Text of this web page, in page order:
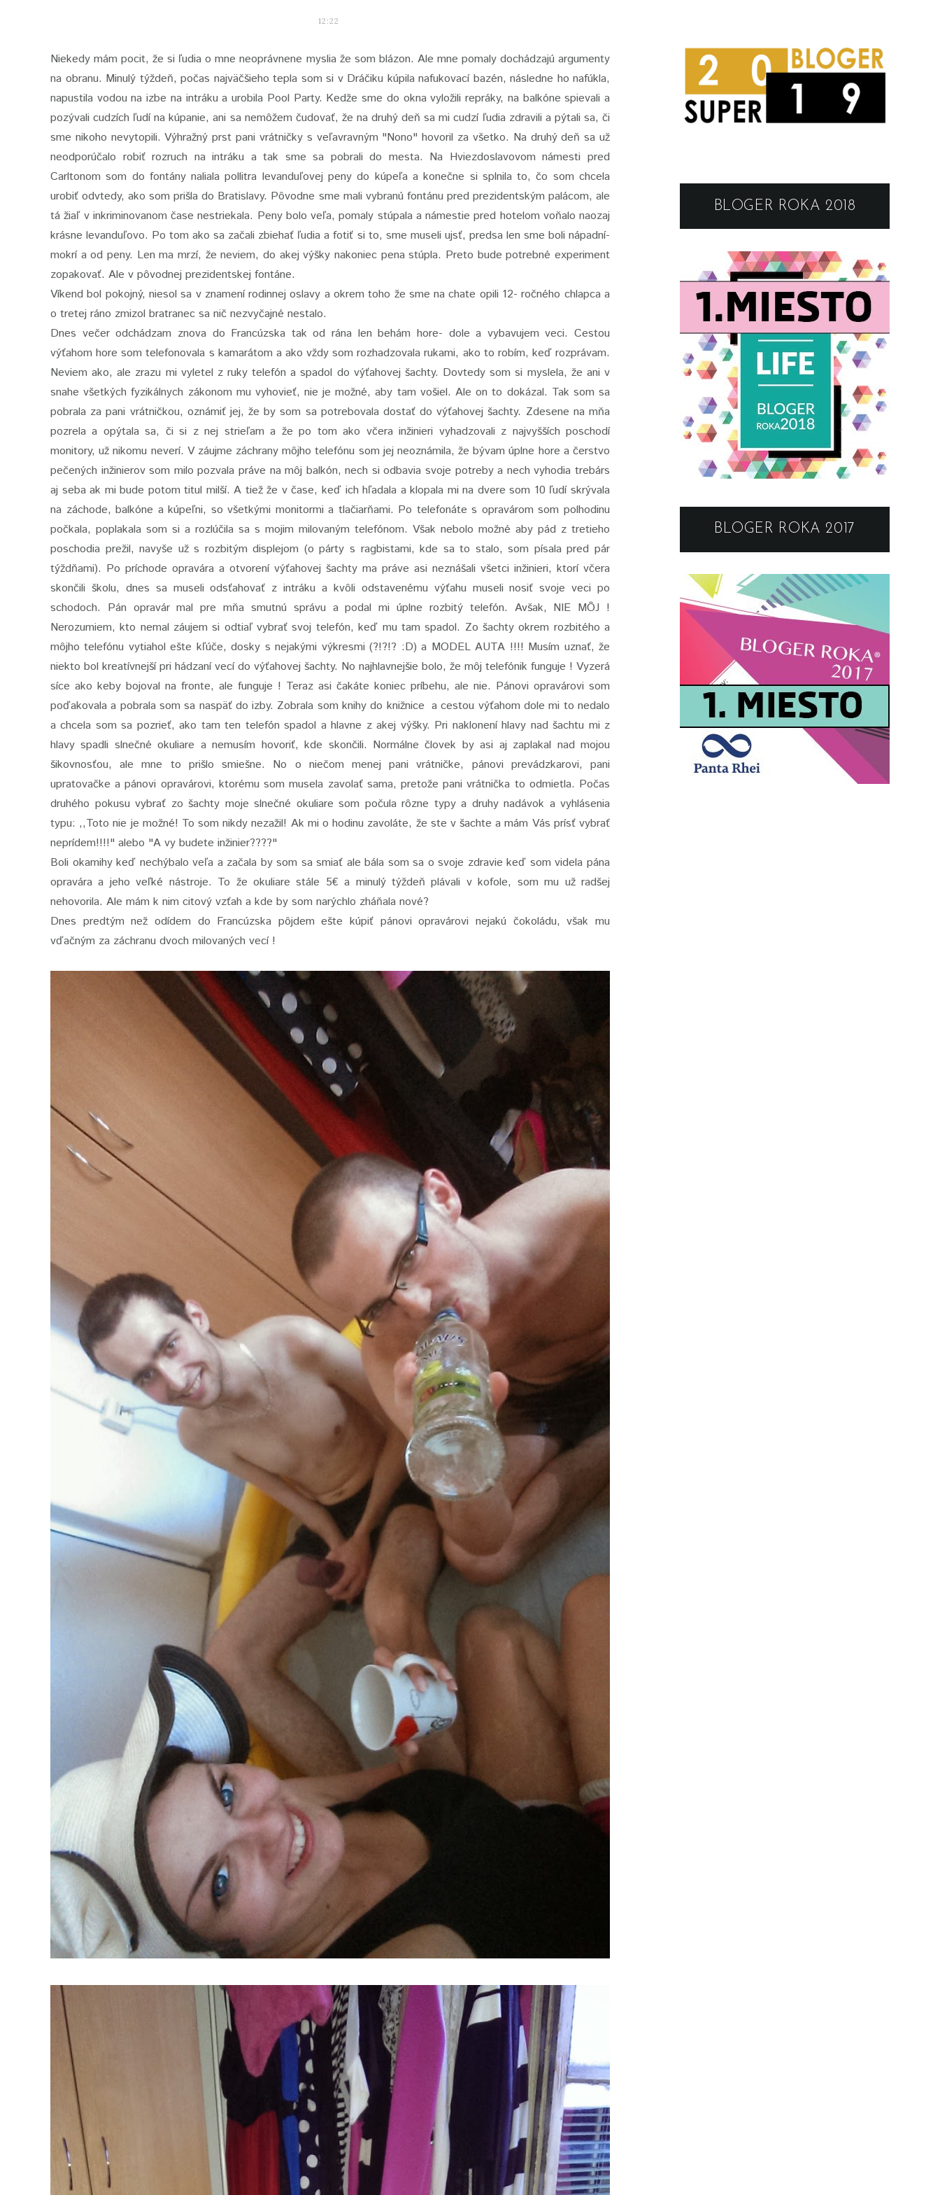
12:22
Niekedy mám pocit, že si ľudia o mne neoprávnene myslia že som blázon. Ale mne pomaly dochádzajú argumenty
na obranu. Minulý týždeň, počas najväčšieho tepla som si v Dráčiku kúpila nafukovací bazén, následne ho nafúkla,
napustila vodou na izbe na intráku a urobila Pool Party. Kedže sme do okna vyložili repráky, na balkóne spievali a
pozývali cudzích ľudí na kúpanie, ani sa nemôžem čudovať, že na druhý deň sa mi cudzí ľudia zdravili a pýtali sa, či
sme nikoho nevytopili. Výhražný prst pani vrátničky s veľavravným "Nono" hovoril za všetko. Na druhý deň sa už
neodporúčalo robiť rozruch na intráku a tak sme sa pobrali do mesta. Na Hviezdoslavovom námesti pred
Carltonom som do fontány naliala pollitra levanduľovej peny do kúpeľa a konečne si splnila to, čo som chcela
urobiť odvtedy, ako som prišla do Bratislavy. Pôvodne sme mali vybranú fontánu pred prezidentským palácom, ale
tá žiaľ v inkriminovanom čase nestriekala. Peny bolo veľa, pomaly stúpala a námestie pred hotelom voňalo naozaj
krásne levanduľovo. Po tom ako sa začali zbiehať ľudia a fotiť si to, sme museli ujsť, predsa len sme boli nápadní-
mokrí a od peny. Len ma mrzí, že neviem, do akej výšky nakoniec pena stúpla. Preto bude potrebné experiment
zopakovať. Ale v pôvodnej prezidentskej fontáne.
Víkend bol pokojný, niesol sa v znamení rodinnej oslavy a okrem toho že sme na chate opili 12- ročného chlapca a
o tretej ráno zmizol bratranec sa nič nezvyčajné nestalo.
Dnes večer odchádzam znova do Francúzska tak od rána len behám hore- dole a vybavujem veci. Cestou
výťahom hore som telefonovala s kamarátom a ako vždy som rozhadzovala rukami, ako to robím, keď rozprávam.
Neviem ako, ale zrazu mi vyletel z ruky telefón a spadol do výťahovej šachty. Dovtedy som si myslela, že ani v
snahe všetkých fyzikálnych zákonom mu vyhovieť, nie je možné, aby tam vošiel. Ale on to dokázal. Tak som sa
pobrala za pani vrátničkou, oznámiť jej, že by som sa potrebovala dostať do výťahovej šachty. Zdesene na mňa
pozrela a opýtala sa, či si z nej strieľam a že po tom ako včera inžinieri vyhadzovali z najvyšších poschodí
monitory, už nikomu neverí. V záujme záchrany môjho telefónu som jej neoznámila, že bývam úplne hore a čerstvo
pečených inžinierov som milo pozvala práve na môj balkón, nech si odbavia svoje potreby a nech vyhodia trebárs
aj seba ak mi bude potom titul milší. A tiež že v čase, keď ich hľadala a klopala mi na dvere som 10 ľudí skrývala
na záchode, balkóne a kúpeľni, so všetkými monitormi a tlačiarňami. Po telefonáte s opravárom som polhodinu
počkala, poplakala som si a rozlúčila sa s mojim milovaným telefónom. Však nebolo možné aby pád z tretieho
poschodia prežil, navyše už s rozbitým displejom (o párty s ragbistami, kde sa to stalo, som písala pred pár
týždňami). Po príchode opravára a otvorení výťahovej šachty ma práve asi neznášali všetci inžinieri, ktorí včera
skončili školu, dnes sa museli odsťahovať z intráku a kvôli odstavenému výťahu museli nosiť svoje veci po
schodoch. Pán opravár mal pre mňa smutnú správu a podal mi úplne rozbitý telefón. Avšak, NIE MÔJ !
Nerozumiem, kto nemal záujem si odtiaľ vybrať svoj telefón, keď mu tam spadol. Zo šachty okrem rozbitého a
môjho telefónu vytiahol ešte kľúče, dosky s nejakými výkresmi (?!?!? :D) a MODEL AUTA !!!! Musím uznať, že
niekto bol kreatívnejší pri hádzaní vecí do výťahovej šachty. No najhlavnejšie bolo, že môj telefónik funguje ! Vyzerá
síce ako keby bojoval na fronte, ale funguje ! Teraz asi čakáte koniec príbehu, ale nie. Pánovi opravárovi som
poďakovala a pobrala som sa naspäť do izby. Zobrala som knihy do knižnice a cestou výťahom dole mi to nedalo
a chcela som sa pozrieť, ako tam ten telefón spadol a hlavne z akej výšky. Pri naklonení hlavy nad šachtu mi z
hlavy spadli slnečné okuliare a nemusím hovoriť, kde skončili. Normálne človek by asi aj zaplakal nad mojou
šikovnosťou, ale mne to prišlo smiešne. No o niečom menej pani vrátničke, pánovi prevádzkarovi, pani
upratovačke a pánovi opravárovi, ktorému som musela zavolať sama, pretože pani vrátnička to odmietla. Počas
druhého pokusu vybrať zo šachty moje slnečné okuliare som počula rôzne typy a druhy nadávok a vyhlásenia
typu: ,,Toto nie je možné! To som nikdy nezažil! Ak mi o hodinu zavoláte, že ste v šachte a mám Vás prísť vybrať
neprídem!!!!" alebo "A vy budete inžinier????"
Boli okamihy keď nechýbalo veľa a začala by som sa smiať ale bála som sa o svoje zdravie keď som videla pána
opravára a jeho veľké nástroje. To že okuliare stále 5€ a minulý týždeň plávali v kofole, som mu už radšej
nehovorila. Ale mám k nim citový vzťah a kde by som narýchlo zháňala nové?
Dnes predtým než odídem do Francúzska pôjdem ešte kúpiť pánovi opravárovi nejakú čokoládu, však mu
vďačným za záchranu dvoch milovaných vecí !
BLOGER ROKA 2018
BLOGER ROKA 2017